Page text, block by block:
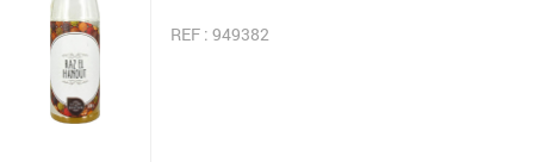
REF : 949382